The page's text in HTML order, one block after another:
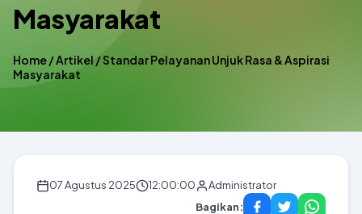
Masyarakat
Home/Artikel /Standar Pelayanan Unjuk Rasa & Aspirasi
Masyarakat
07 Agustus 2025 12:00:00
Administrator
Bagikan: